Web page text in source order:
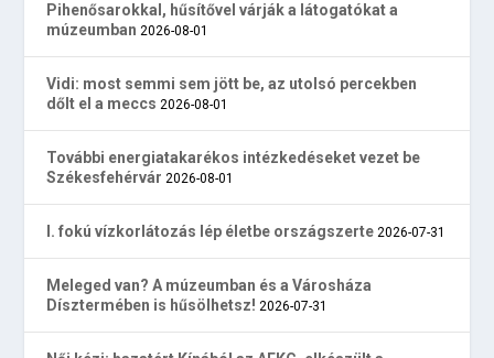
Pihenősarokkal, hűsítővel várják a látogatókat a
múzeumban 2026-08-01
Vidi: most semmi sem jött be, az utolsó percekben
dőlt el a meccs 2026-08-01
További energiatakarékos intézkedéseket vezet be
Székesfehérvár 2026-08-01
I. fokú vízkorlátozás lép életbe országszerte 2026-07-31
Meleged van? A múzeumban és a Városháza
Dísztermében is hűsölhetsz! 2026-07-31